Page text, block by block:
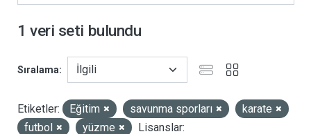
KATEGORILER
ETIKETLER
LISANSLAR
1 veri seti bulundu
Sıralama
Etiketler: Eğitim savunma sporları
karate
futbol
yüzme
Lisanslar: